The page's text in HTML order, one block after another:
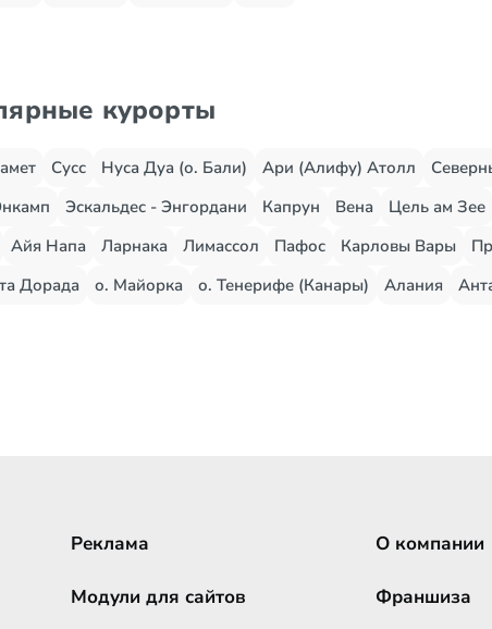
курорты
Сусс Нуса Дуа (о. Бали) Ари (Алифу) Атолл
Эскальдес - Энгордани Капрун Вена Цель ам Зее
Айя Напа Ларнака Лимассол Пафос Карловы Вары
Дорада о. Майорка о. Тенерифе (Канары) Алания
Реклама
Модули для сайтов
О компании
Франшиза